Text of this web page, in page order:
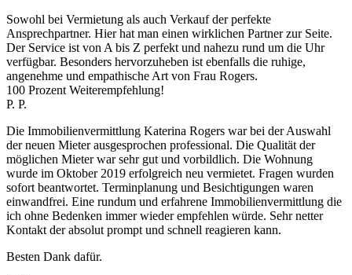
Sowohl bei Vermietung als auch Verkauf der perfekte
Ansprechpartner. Hier hat man einen wirklichen Partner zur Seite.
Der Service ist von A bis Z perfekt und nahezu rund um die Uhr
verfügbar. Besonders hervorzuheben ist ebenfalls die ruhige,
angenehme und empathische Art von Frau Rogers.
100 Prozent Weiterempfehlung!
P. P.
Die Immobilienvermittlung Katerina Rogers war bei der Auswahl
der neuen Mieter ausgesprochen professional. Die Qualität der
möglichen Mieter war sehr gut und vorbildlich. Die Wohnung
wurde im Oktober 2019 erfolgreich neu vermietet. Fragen wurden
sofort beantwortet. Terminplanung und Besichtigungen waren
einwandfrei. Eine rundum und erfahrene Immobilienvermittlung die
ich ohne Bedenken immer wieder empfehlen würde. Sehr netter
Kontakt der absolut prompt und schnell reagieren kann.
Besten Dank dafür.